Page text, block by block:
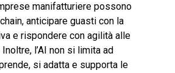
manifatturiere possono
anticipare guasti con la
e rispondere con agilità alle
l’AI non si limita ad
si adatta e supporta le